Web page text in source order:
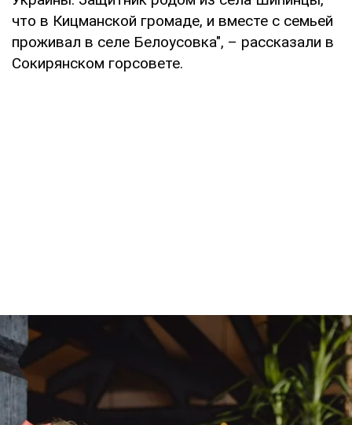
что в Кицманской громаде, и вместе с семьей
проживал в селе Белоусовка", – рассказали в
Сокирянском горсовете.